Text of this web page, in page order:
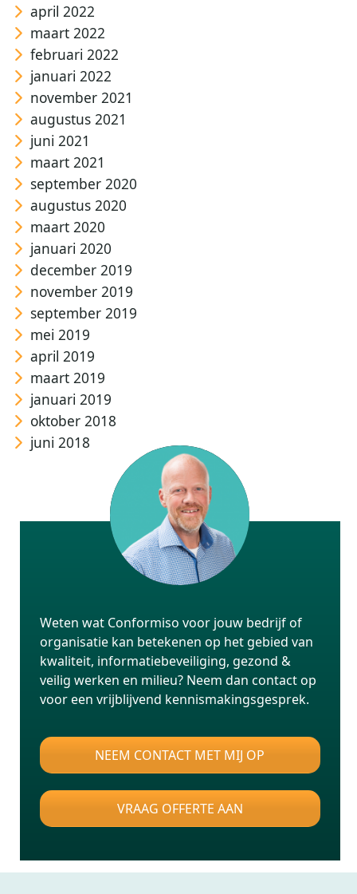
april 2022
maart 2022
februari 2022
januari 2022
november 2021
augustus 2021
juni 2021
maart 2021
september 2020
augustus 2020
maart 2020
januari 2020
december 2019
november 2019
september 2019
mei 2019
april 2019
maart 2019
januari 2019
oktober 2018
juni 2018
Weten wat Conformiso voor jouw bedrijf of
organisatie kan betekenen op het gebied van
kwaliteit, informatiebeveiliging, gezond &
veilig werken en milieu? Neem dan contact op
voor een vrijblijvend kennismakingsgesprek.
NEEM CONTACT MET MIJ OP
VRAAG OFFERTE AAN